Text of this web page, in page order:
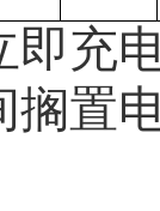
即充
搁置